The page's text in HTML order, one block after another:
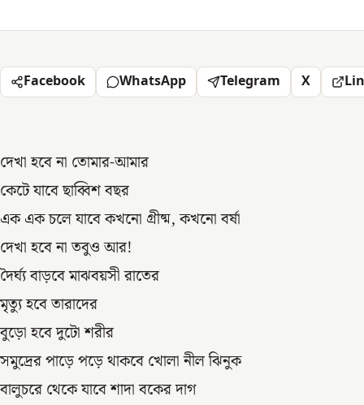
Facebook WhatsApp Telegram X
দেখা হবে না তোমার-আমার
কেটে যাবে ছাব্বিশ বছর
এক এক চলে যাবে কখনো গ্রীষ্ম, কখনো বর্ষা
দেখা হবে না তবুও আর!
দৈর্ঘ্য বাড়বে মাঝবয়সী রাতের
মৃত্যু হবে তারাদের
বুড়ো হবে দুটো শরীর
সমুদ্রের পাড়ে পড়ে থাকবে খোলা নীল ঝিনুক
বালুচরে থেকে যাবে শাদা বকের দাগ